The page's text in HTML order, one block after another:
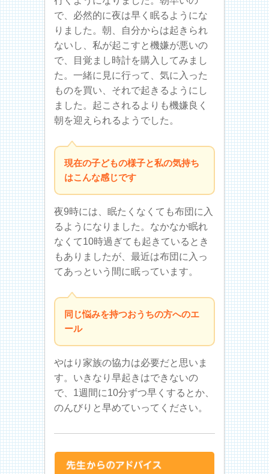
で、必然的に夜は早く眠るようにな
りました。朝、自分からは起きられ
ないし、私が起こすと機嫌が悪いの
で、目覚まし時計を購入してみまし
た。一緒に見に行って、気に入った
ものを買い、それで起きるようにし
ました。起こされるよりも機嫌良く
朝を迎えられるようでした。
現在の子どもの様子と私の気持ち
はこんな感じです
夜9時には、眠たくなくても布団に入
るようになりました。なかなか眠れ
なくて10時過ぎても起きているとき
もありましたが、最近は布団に入っ
てあっという間に眠っています。
同じ悩みを持つおうちの方へのエ
ール
やはり家族の協力は必要だと思いま
す。いきなり早起きはできないの
で、1週間に10分ずつ早くするとか、
のんびりと早めていってください。